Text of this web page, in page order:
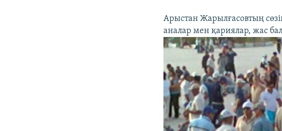
Арыстан Жарылғасовтың
аналар мен қариялар, жас